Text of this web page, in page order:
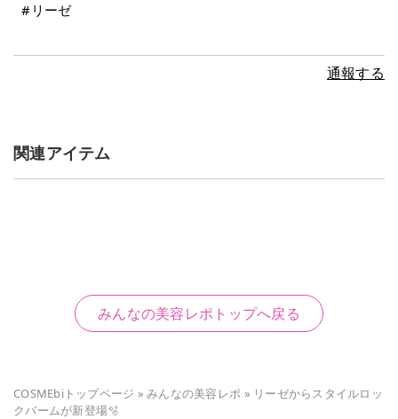
#リーゼ
通報する
関連アイテム
みんなの美容レポトップへ戻る
COSMEbiトップページ »みんなの美容レポ » リーゼからスタイルロッ
クバームが新登場🫧